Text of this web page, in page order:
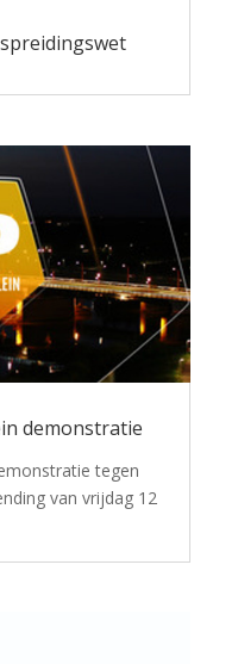
demonstratie
tegen
van vrijdag 12